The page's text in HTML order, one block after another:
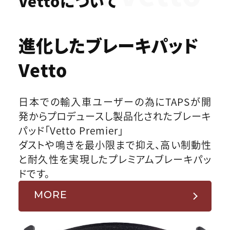
進化したブレーキパッド
Vetto
日本での輸入車ユーザーの為にTAPSが開
発からプロデュースし製品化されたブレーキ
パッド「Vetto Premier」
ダストや鳴きを最小限まで抑え、高い制動性
と耐久性を実現したプレミアムブレーキパッ
ドです。
MORE